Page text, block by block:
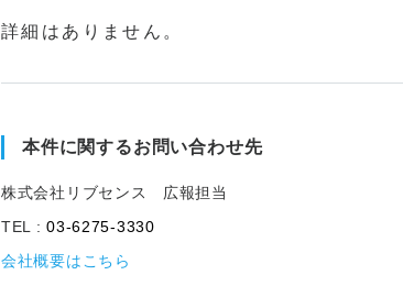
詳細はありません。
本件に関するお問い合わせ先
株式会社リブセンス 広報担当
TEL :03-6275-3330
会社概要はこちら